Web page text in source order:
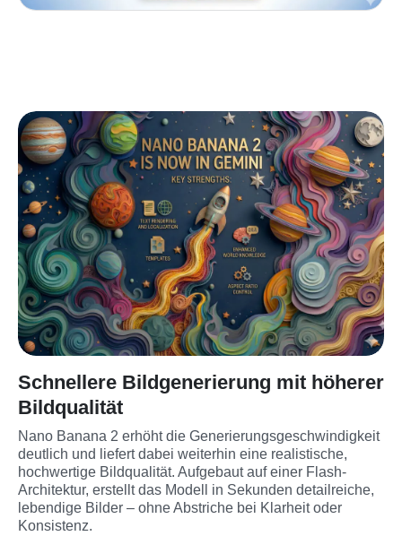
Schnellere Bildgenerierung mit höherer
Bildqualität
Nano Banana 2 erhöht die Generierungsgeschwindigkeit
deutlich und liefert dabei weiterhin eine realistische,
hochwertige Bildqualität. Aufgebaut auf einer Flash-
Architektur, erstellt das Modell in Sekunden detailreiche,
lebendige Bilder – ohne Abstriche bei Klarheit oder
Konsistenz.